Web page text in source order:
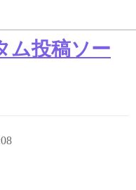
ム投稿ソー